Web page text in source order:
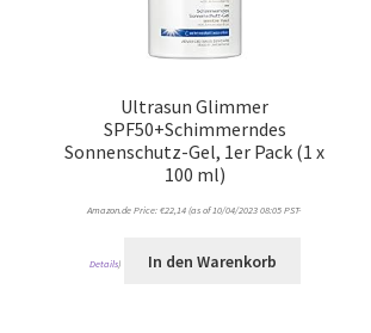
Ultrasun Glimmer
SPF50+Schimmerndes
Sonnenschutz-Gel, 1er Pack (1 x
100 ml)
Amazon.de Price:€22,14 (as of 10/04/2023 08:05 PST-
Details) In den Warenkorb